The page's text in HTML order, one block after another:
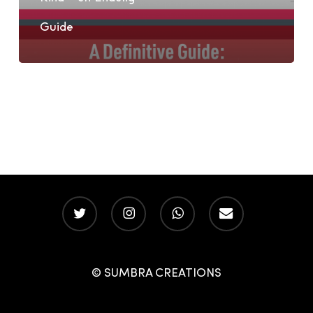
Guide
twitter instagramwhatsappemail
© SUMBRA CREATIONS